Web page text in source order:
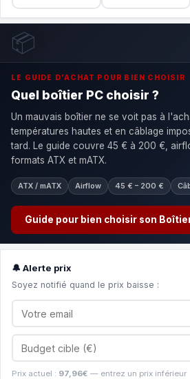
📦
LE GUIDE D'ACHAT POUR BIEN CHOISIR
Quel boîtier PC choisir ?
Un mauvais boîtier ne se voit pas à
températures hautes et en câblage
tard. Le guide couvre 45 € à 200 €,
formats ATX et mATX.
ATX / mATX Airflow 45 € – 200 €
Guide pour bien choisir son
🔔 Alerte prix
Soyez notifié quand le prix baisse :
Prix actuel : 97,96€ — entrez un prix inférieur